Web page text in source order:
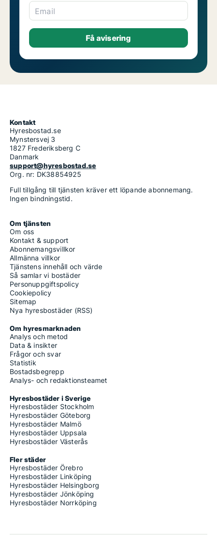
Email
Kontakt
Hyresbostad.se
Mynstersvej 3
1827 Frederiksberg C
Danmark
support@hyresbostad.se
Org. nr: DK38854925
Full tillgång till tjänsten kräver ett löpande abonnemang.
Ingen bindningstid.
Om tjänsten
Om oss
Kontakt & support
Abonnemangsvillkor
Allmänna villkor
Tjänstens innehåll och värde
Så samlar vi bostäder
Personuppgiftspolicy
Cookiepolicy
Sitemap
Nya hyresbostäder (RSS)
Om hyresmarknaden
Analys och metod
Data & insikter
Frågor och svar
Statistik
Bostadsbegrepp
Analys- och redaktionsteamet
Hyresbostäder i Sverige
Hyresbostäder Stockholm
Hyresbostäder Göteborg
Hyresbostäder Malmö
Hyresbostäder Uppsala
Hyresbostäder Västerås
Fler städer
Hyresbostäder Örebro
Hyresbostäder Linköping
Hyresbostäder Helsingborg
Hyresbostäder Jönköping
Hyresbostäder Norrköping